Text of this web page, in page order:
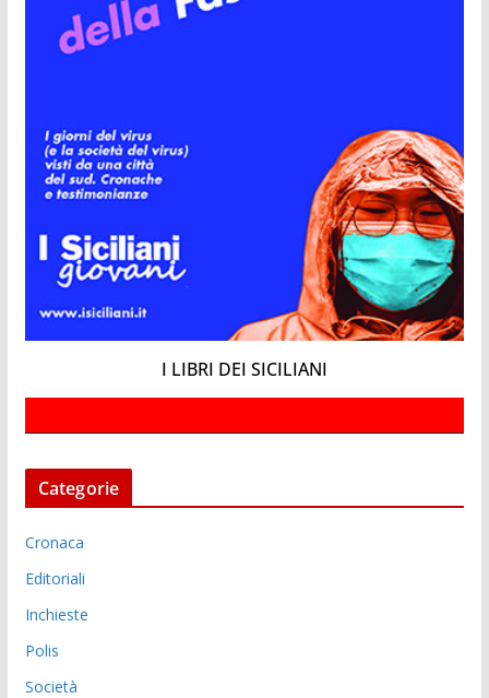
I LIBRI DEI SICILIANI
Categorie
Cronaca
Editoriali
Inchieste
Polis
Società